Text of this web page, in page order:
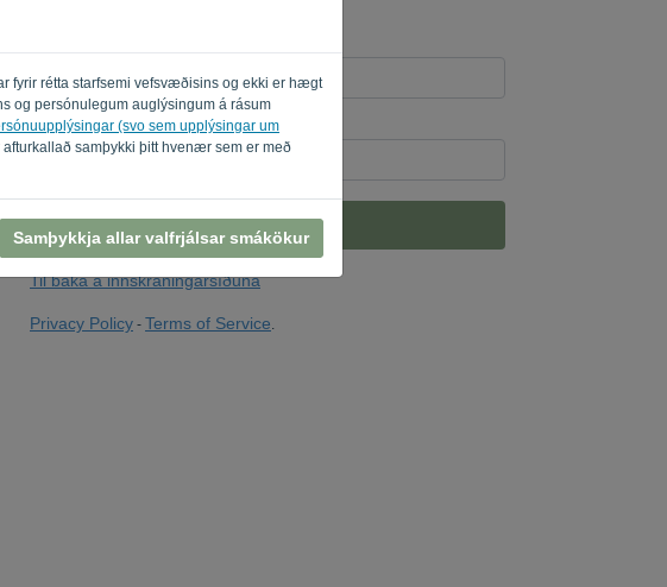
fyrir rétta starfsemi vefsvæðisins og ekki er hægt
og persónulegum auglýsingum á rásum
(svo sem upplýsingar um
afturkallað samþykki þitt hvenær sem er með
Samþykkja allar valfrjálsar smákökur
Ertu ekki tölva? Fylltu inn ' '.
SENDA HLEKK
Til baka á innskráningarsíðuna
Privacy Policy - Terms of Service